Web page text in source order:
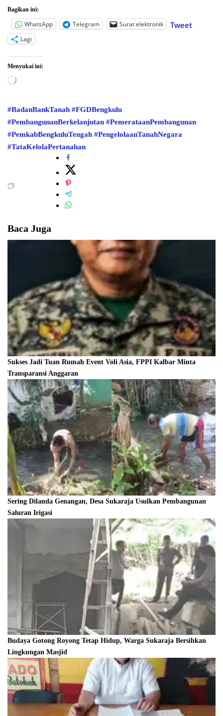
Bagikan ini:
WhatsApp Telegram Surat elektronik Tweet
Lagi
Menyukai ini:
Memuat...
#BadanBankTanah #FGDBengkulu
#PembangunanBerkelanjutan #PemerataanPembangunan
#PemkabBengkuluTengah #PengelolaanTanahNegara
#TataKelolaPertanahan
Baca Juga
Sukses Jadi Tuan Rumah Event Voli Asia, FPPI Kalbar Minta
Transparansi Anggaran
Sering Dilanda Genangan, Desa Sukaraja Usulkan Pembangunan
Saluran Irigasi
Budaya Gotong Royong Tetap Hidup, Warga Sukaraja Bersihkan
Lingkungan Masjid